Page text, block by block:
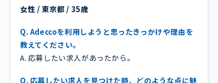
女性 / 東京都 / 35歳
Q. Adeccoを利用しようと思ったきっかけや理由を
教えてください。
A. 応募したい求人があったから。
Q. 応募したい求人を見つけた時、どのような点に魅